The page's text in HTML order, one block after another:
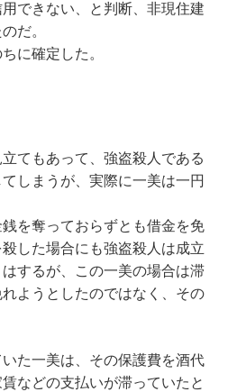
できない、と判断、非現住建
だ。
に確定した。
てもあって、強盗殺人である
しまうが、実際に一美は一円
を奪っておらずとも借金を免
した場合にも強盗殺人は成立
するが、この一美の場合は滞
ようとしたのではなく、その
た一美は、その保護費を酒代
などの支払いが滞っていたと